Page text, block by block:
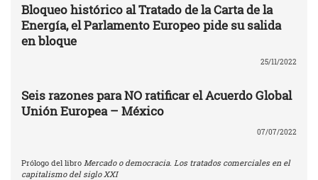
Bloqueo histórico al Tratado de la Carta de la
Energía, el Parlamento Europeo pide su salida
en bloque
25/11/2022
Seis razones para NO ratificar el Acuerdo Global
Unión Europea – México
07/07/2022
Prólogo del libro Mercado o democracia. Los tratados comerciales en el
capitalismo del siglo XXI